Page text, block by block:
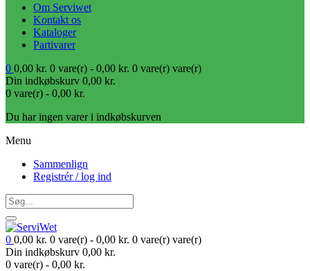
Om Serviwet
Kontakt os
Kataloger
Partivarer
0 0,00 kr. 0 vare(r) - 0,00 kr. 0 vare(r) vare(r)
Din indkøbskurv 0,00 kr.
0 vare(r) - 0,00 kr.
Du har ingen varer i indkøbskurven
Menu
Sammenlign
Registrér / log ind
0 0,00 kr. 0 vare(r) - 0,00 kr. 0 vare(r) vare(r)
Din indkøbskurv 0,00 kr.
0 vare(r) - 0,00 kr.